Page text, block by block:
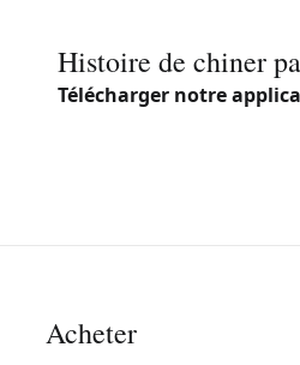
Histoire de chiner
Télécharger notre
Acheter